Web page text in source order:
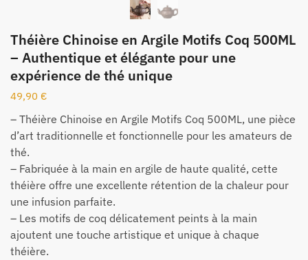
Théière Chinoise en Argile Motifs Coq 500ML
– Authentique et élégante pour une
expérience de thé unique
49,90 €
– Théière Chinoise en Argile Motifs Coq 500ML, une pièce
d’art traditionnelle et fonctionnelle pour les amateurs de
thé.
– Fabriquée à la main en argile de haute qualité, cette
théière offre une excellente rétention de la chaleur pour
une infusion parfaite.
– Les motifs de coq délicatement peints à la main
ajoutent une touche artistique et unique à chaque
théière.